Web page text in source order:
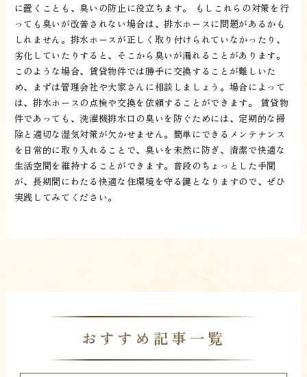
に置くことも、臭いの防止に役立ちます。 もしこれらの対策を行
っても臭いが改善されない場合は、排水ホースに問題があるかも
しれません。排水ホースが正しく取り付けられていなかったり、
劣化していたりすると、そこから臭いが漏れることがあります。
このような場合、賃貸物件では勝手に交換することが難しいた
め、まずは管理会社や大家さんに相談しましょう。場合によって
は、排水ホースの点検や交換を依頼することができます。 賃貸物
件であっても、洗濯機排水口の臭いを防ぐためには、定期的な掃
除と適切な湿気対策が欠かせません。簡単にできるメンテナンス
を日常的に取り入れることで、臭いを未然に防ぎ、清潔で快適な
生活空間を維持することができます。普段のちょっとした手間
が、長期間にわたる快適な住環境を守る鍵となりますので、ぜひ
実践してみてください。
おすすめ記事一覧